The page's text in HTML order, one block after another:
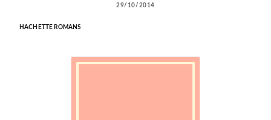
29/10/2014
HACHETTE ROMANS